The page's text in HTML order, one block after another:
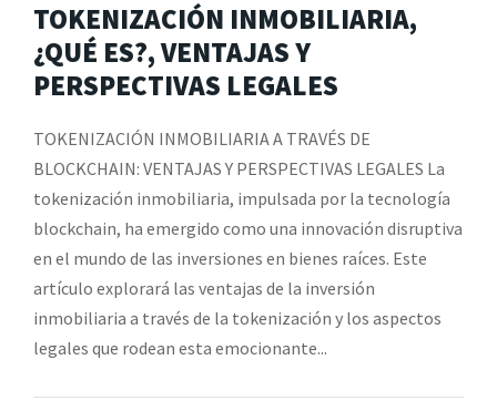
TOKENIZACIÓN INMOBILIARIA,
¿QUÉ ES?, VENTAJAS Y
PERSPECTIVAS LEGALES
TOKENIZACIÓN INMOBILIARIA A TRAVÉS DE
BLOCKCHAIN: VENTAJAS Y PERSPECTIVAS LEGALES La
tokenización inmobiliaria, impulsada por la tecnología
blockchain, ha emergido como una innovación disruptiva
en el mundo de las inversiones en bienes raíces. Este
artículo explorará las ventajas de la inversión
inmobiliaria a través de la tokenización y los aspectos
legales que rodean esta emocionante...